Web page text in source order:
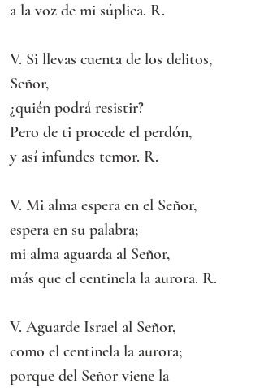
a la voz de mi súplica. R.
V. Si llevas cuenta de los delitos,
Señor,
¿quién podrá resistir?
Pero de ti procede el perdón,
y así infundes temor. R.
V. Mi alma espera en el Señor,
espera en su palabra;
mi alma aguarda al Señor,
más que el centinela la aurora. R.
V. Aguarde Israel al Señor,
como el centinela la aurora;
porque del Señor viene la